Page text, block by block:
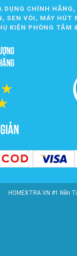
CHÍNH
SEN VÒI, MÁY
KIỆN PHÒNG TẮM
HOMEXTRA.VN #1 Nền